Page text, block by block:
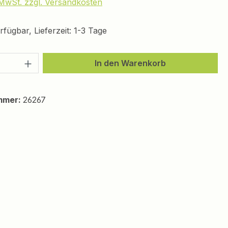
Lieferzeit: 1-3 Tage
Anzahl: Gib den gewünschten Wert
In den Warenkorb
26267